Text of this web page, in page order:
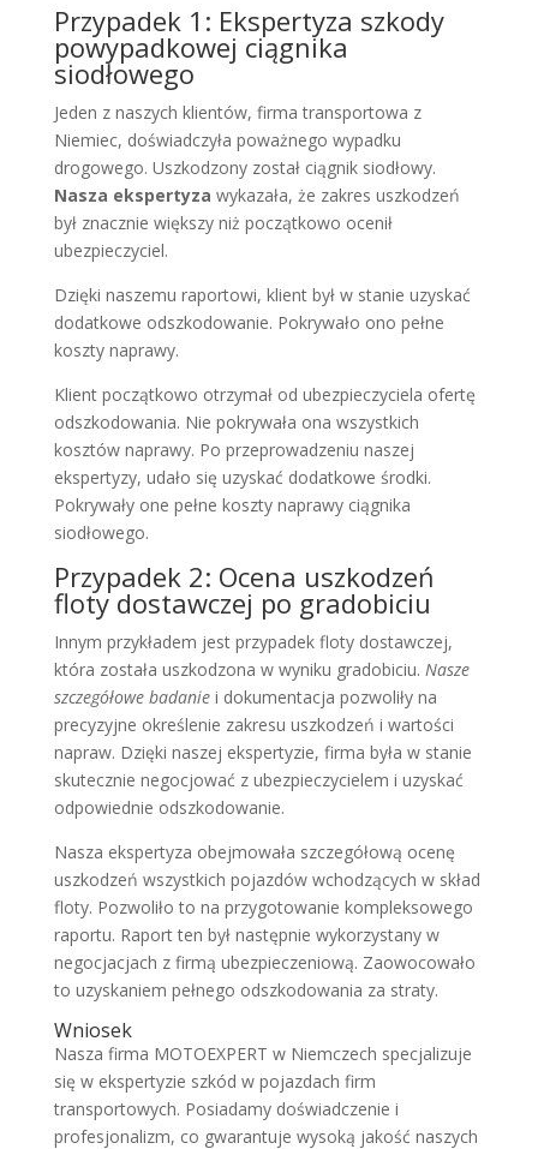
Przypadek 1: Ekspertyza szkody
powypadkowej ciągnika
siodłowego
Jeden z naszych klientów, firma transportowa z
Niemiec, doświadczyła poważnego wypadku
drogowego. Uszkodzony został ciągnik siodłowy.
Nasza ekspertyza wykazała, że zakres uszkodzeń
był znacznie większy niż początkowo ocenił
ubezpieczyciel.
Dzięki naszemu raportowi, klient był w stanie uzyskać
dodatkowe odszkodowanie. Pokrywało ono pełne
koszty naprawy.
Klient początkowo otrzymał od ubezpieczyciela ofertę
odszkodowania. Nie pokrywała ona wszystkich
kosztów naprawy. Po przeprowadzeniu naszej
ekspertyzy, udało się uzyskać dodatkowe środki.
Pokrywały one pełne koszty naprawy ciągnika
siodłowego.
Przypadek 2: Ocena uszkodzeń
floty dostawczej po gradobiciu
Innym przykładem jest przypadek floty dostawczej,
która została uszkodzona w wyniku gradobiciu. Nasze
szczegółowe badaniei dokumentacja pozwoliły na
precyzyjne określenie zakresu uszkodzeń i wartości
napraw. Dzięki naszej ekspertyzie, firma była w stanie
skutecznie negocjować z ubezpieczycielem i uzyskać
odpowiednie odszkodowanie.
Nasza ekspertyza obejmowała szczegółową ocenę
uszkodzeń wszystkich pojazdów wchodzących w skład
floty. Pozwoliło to na przygotowanie kompleksowego
raportu. Raport ten był następnie wykorzystany w
negocjacjach z firmą ubezpieczeniową. Zaowocowało
to uzyskaniem pełnego odszkodowania za straty.
Wniosek
Nasza firma MOTOEXPERT w Niemczech specjalizuje
się w ekspertyzie szkód w pojazdach firm
transportowych. Posiadamy doświadczenie i
profesjonalizm, co gwarantuje wysoką jakość naszych